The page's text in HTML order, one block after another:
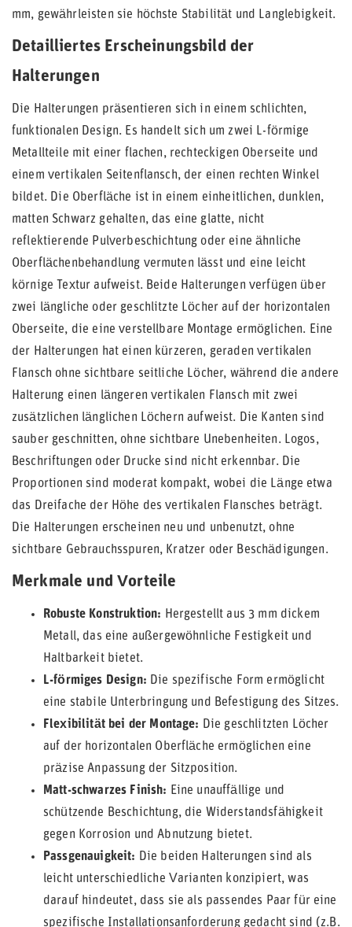
mm, gewährleisten sie höchste Stabilität und Langlebigkeit.
Detailliertes Erscheinungsbild der
Halterungen
Die Halterungen präsentieren sich in einem schlichten,
funktionalen Design. Es handelt sich um zwei L-förmige
Metallteile mit einer flachen, rechteckigen Oberseite und
einem vertikalen Seitenflansch, der einen rechten Winkel
bildet. Die Oberfläche ist in einem einheitlichen, dunklen,
matten Schwarz gehalten, das eine glatte, nicht
reflektierende Pulverbeschichtung oder eine ähnliche
Oberflächenbehandlung vermuten lässt und eine leicht
körnige Textur aufweist. Beide Halterungen verfügen über
zwei längliche oder geschlitzte Löcher auf der horizontalen
Oberseite, die eine verstellbare Montage ermöglichen. Eine
der Halterungen hat einen kürzeren, geraden vertikalen
Flansch ohne sichtbare seitliche Löcher, während die andere
Halterung einen längeren vertikalen Flansch mit zwei
zusätzlichen länglichen Löchern aufweist. Die Kanten sind
sauber geschnitten, ohne sichtbare Unebenheiten. Logos,
Beschriftungen oder Drucke sind nicht erkennbar. Die
Proportionen sind moderat kompakt, wobei die Länge etwa
das Dreifache der Höhe des vertikalen Flansches beträgt.
Die Halterungen erscheinen neu und unbenutzt, ohne
sichtbare Gebrauchsspuren, Kratzer oder Beschädigungen.
Merkmale und Vorteile
Robuste Konstruktion: Hergestellt aus 3 mm dickem
Metall, das eine außergewöhnliche Festigkeit und
Haltbarkeit bietet.
L-förmiges Design: Die spezifische Form ermöglicht
eine stabile Unterbringung und Befestigung des Sitzes.
Flexibilität bei der Montage: Die geschlitzten Löcher
auf der horizontalen Oberfläche ermöglichen eine
präzise Anpassung der Sitzposition.
Matt-schwarzes Finish: Eine unauffällige und
schützende Beschichtung, die Widerstandsfähigkeit
gegen Korrosion und Abnutzung bietet.
Passgenauigkeit: Die beiden Halterungen sind als
leicht unterschiedliche Varianten konzipiert, was
darauf hindeutet, dass sie als passendes Paar für eine
spezifische Installationsanforderung gedacht sind (z.B.